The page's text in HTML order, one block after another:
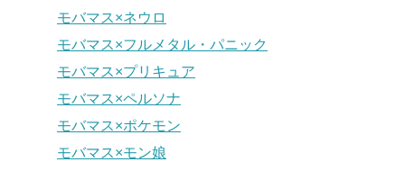
モバマス×ネウロ
モバマス×フルメタル・パニック
モバマス×プリキュア
モバマス×ペルソナ
モバマス×ポケモン
モバマス×モン娘